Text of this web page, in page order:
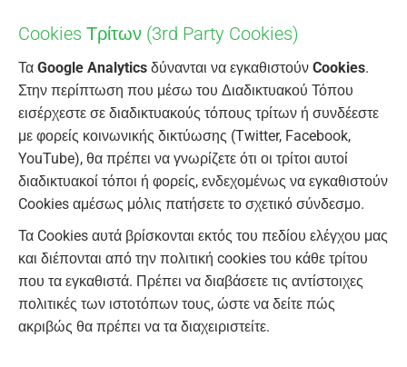
Cookies Τρίτων (3rd Party Cookies)
Τα Google Analytics δύνανται να εγκαθιστούν Cookies.
Στην περίπτωση που μέσω του Διαδικτυακού Τόπου
εισέρχεστε σε διαδικτυακούς τόπους τρίτων ή συνδέεστε
με φορείς κοινωνικής δικτύωσης (Twitter, Facebook,
YouTube), θα πρέπει να γνωρίζετε ότι οι τρίτοι αυτοί
διαδικτυακοί τόποι ή φορείς, ενδεχομένως να εγκαθιστούν
Cookies αμέσως μόλις πατήσετε το σχετικό σύνδεσμο.
Τα Cookies αυτά βρίσκονται εκτός του πεδίου ελέγχου μας
και διέπονται από την πολιτική cookies του κάθε τρίτου
που τα εγκαθιστά. Πρέπει να διαβάσετε τις αντίστοιχες
πολιτικές των ιστοτόπων τους, ώστε να δείτε πώς
ακριβώς θα πρέπει να τα διαχειριστείτε.